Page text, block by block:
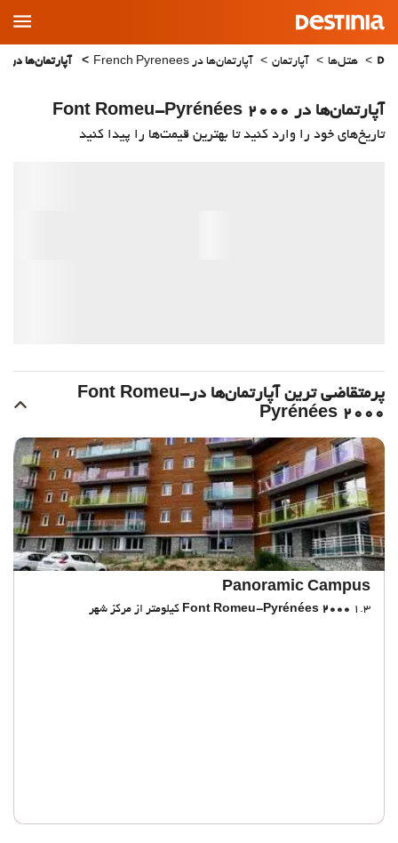
Main
Menu
هتل‌ها آپارتمان آپارتمان‌ها در French Pyrenees آپارتمان‌ها در Font Romeu-Pyrénées 2000
آپارتمان‌ها در Font Romeu-Pyrénées 2000
تاریخ‌های خود را وارد کنید تا بهترین قیمت‌ها را پیدا کنید
پرمتقاضی ترین آپارتمان‌‌ها درFont Romeu-
Pyrénées 2000
Panoramic Campus
Font Romeu-Pyrénées 2000 1.3 کیلومتر از مرکز شهر